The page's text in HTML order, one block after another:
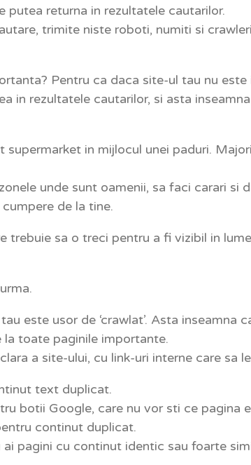
putea returna in rezultatele cautarilor.
trimite niste roboti, numiti si
Pentru ca daca site-ul tau nu
in rezultatele cautarilor, si asta
in mijlocul unei paduri.
unde sunt oamenii, sa faci carari si
de la tine.
trebuie sa o treci pentru a fi vizibil in
este usor de ‘crawlat’. Asta
la toate paginile importante.
a site-ului, cu link-uri interne care sa
text duplicat.
botii Google, care nu vor sti ce pagina
continut duplicat.
pagini cu continut identic sau foarte